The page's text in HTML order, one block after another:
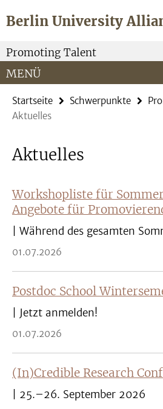
direkt
Inhalt
Berlin University
Service-
Navigation
Promoting Talent
MENÜ
Startseite Schwerpunkte
Aktuelles
Aktuelles
Workshopliste für
Angebote für
| Während des gesamten
01.07.2026
Postdoc School
| Jetzt anmelden!
01.07.2026
(In)Credible Research
| 25.–26. September 2026